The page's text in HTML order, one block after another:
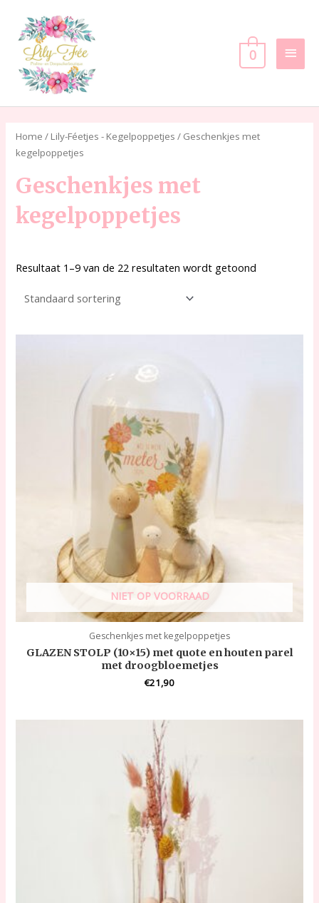
inhoud
0
Home / Lily-Féetjes - Kegelpoppetjes / Geschenkjes met
kegelpoppetjes
Geschenkjes met
kegelpoppetjes
Resultaat 1–9 van de 22 resultaten wordt getoond
NIET OP VOORRAAD
Geschenkjes met kegelpoppetjes
GLAZEN STOLP (10×15) met quote en houten parel
met droogbloemetjes
€21,90